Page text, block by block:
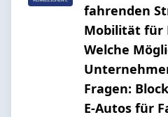
fahrenden
Mobilität für
Welche
Fragen:
E-Autos für